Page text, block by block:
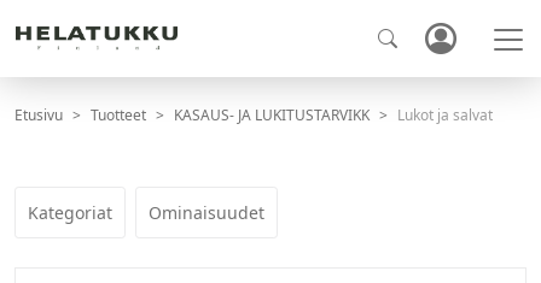
Etusivu Tuotteet KASAUS- JA LUKITUSTARVIKK Lukot ja salvat
Kategoriat Ominaisuudet